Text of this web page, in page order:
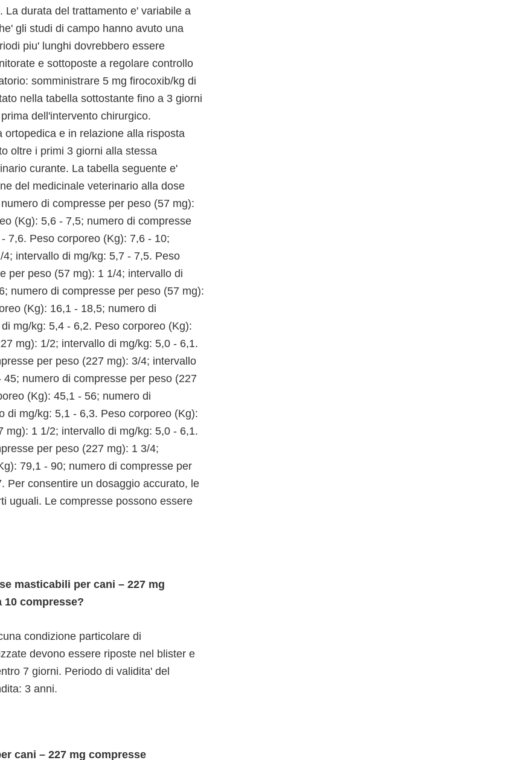
durata del trattamento e' variabile a
gli studi di campo hanno avuto una
piu' lunghi dovrebbero essere
e sottoposte a regolare controllo
somministrare 5 mg firocoxib/kg di
nella tabella sottostante fino a 3 giorni
dell'intervento chirurgico.
e in relazione alla risposta
oltre i primi 3 giorni alla stessa
curante. La tabella seguente e'
del medicinale veterinario alla dose
di compresse per peso (57 mg):
(Kg): 5,6 - 7,5; numero di compresse
7,6. Peso corporeo (Kg): 7,6 - 10;
intervallo di mg/kg: 5,7 - 7,5. Peso
per peso (57 mg): 1 1/4; intervallo di
numero di compresse per peso (57 mg):
(Kg): 16,1 - 18,5; numero di
mg/kg: 5,4 - 6,2. Peso corporeo (Kg):
mg): 1/2; intervallo di mg/kg: 5,0 - 6,1.
per peso (227 mg): 3/4; intervallo
numero di compresse per peso (227
(Kg): 45,1 - 56; numero di
di mg/kg: 5,1 - 6,3. Peso corporeo (Kg):
mg): 1 1/2; intervallo di mg/kg: 5,0 - 6,1.
per peso (227 mg): 1 3/4;
79,1 - 90; numero di compresse per
Per consentire un dosaggio accurato, le
uguali. Le compresse possono essere
masticabili per cani – 227 mg
compresse?
condizione particolare di
devono essere riposte nel blister e
7 giorni. Periodo di validita' del
3 anni.
cani – 227 mg compresse